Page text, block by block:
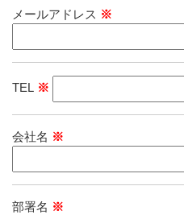
メールアドレス ※
TEL ※
会社名 ※
部署名 ※